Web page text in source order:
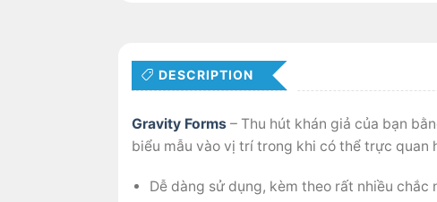
DESCRIPTION
Gravity Forms – Thu hút khán giả của bạn
biểu mẫu vào vị trí trong khi có thể trực quan
Dễ dàng sử dụng, kèm theo rất nhiều chắc